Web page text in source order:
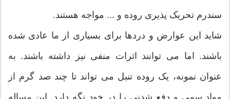
سندرم تحریک پذیری روده و ... مواجه هستند.
شاید این عوارض و دردها برای بسیاری از ما عادی شده
باشند. اما می توانند اثرات منفی نیز داشته باشند. به
عنوان نمونه، یک روده تنبل می تواند تا چند صد گرم از
مواد سمی و دفع شدنی را در خود نگه دارد. این مساله